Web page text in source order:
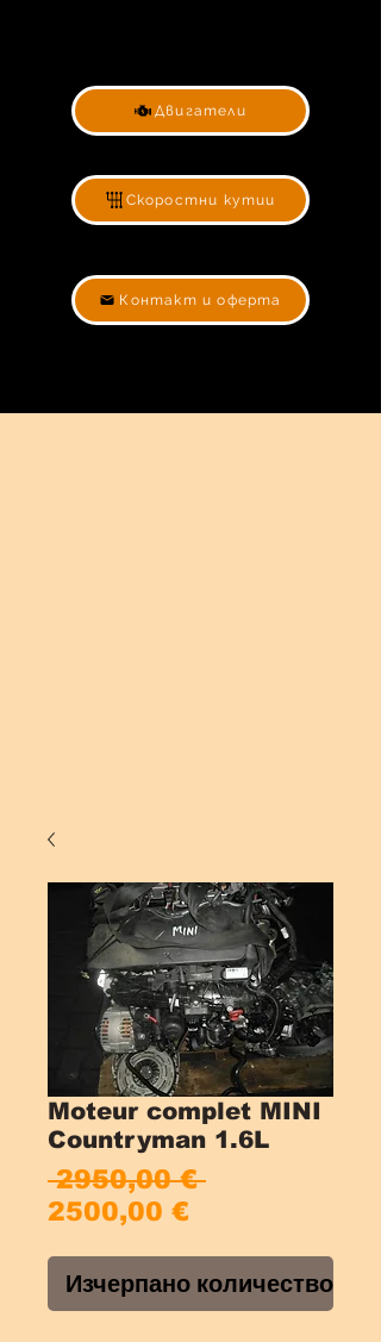
Двигатели
Скоростни кутии
Контакт и оферта
Moteur complet MINI
Countryman 1.6L
2950,00 € Редовна
2500,00 €
Изчерпано количество